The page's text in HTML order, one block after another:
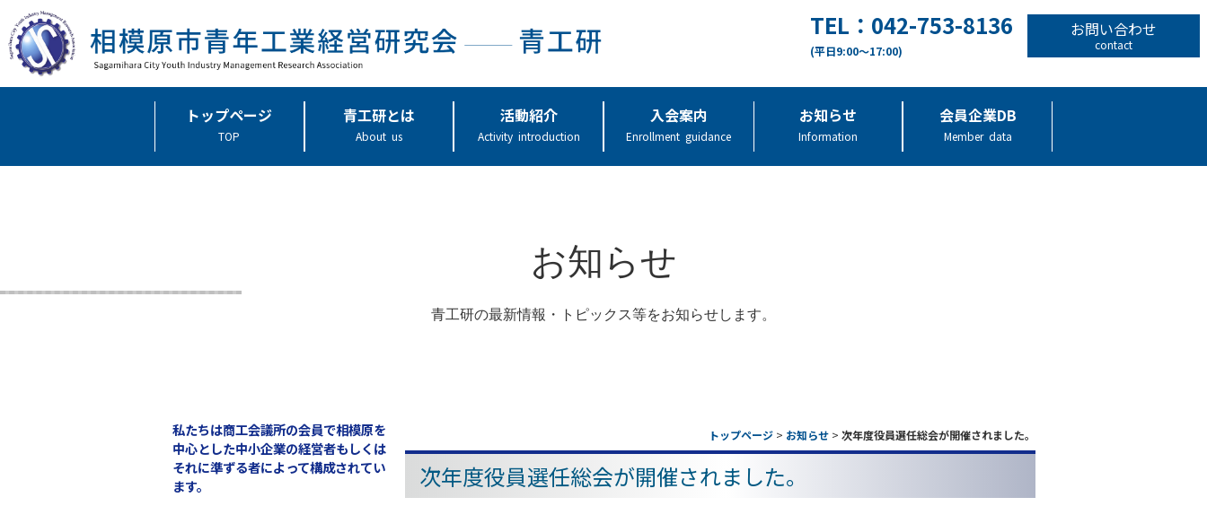
TEL：042-753-8136
(平日9:00～17:00)
お問い合わせ
contact
トップページ
TOP
青工研とは
About us
活動紹介
Activity introduction
入会案内
Enrollment guidance
お知らせ
Information
会員企業DB
Member data
お知らせ
青工研の最新情報・トピックス等をお知らせします。
私たちは商工会議所の会員で相模原を
中心とした中小企業の経営者もしくは
それに準ずる者によって構成されてい
ます。
トップページ> お知らせ> 次年度役員選任総会が開催されました。
次年度役員選任総会が開催されました。